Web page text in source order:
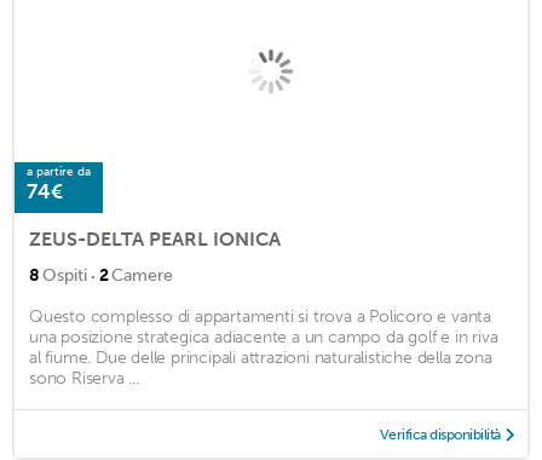
a partire da
74€
ZEUS-DELTA PEARL IONICA
8Ospiti · 2Camere
Questo complesso di appartamenti si trova a Policoro e vanta
una posizione strategica adiacente a un campo da golf e in riva
al fiume. Due delle principali attrazioni naturalistiche della zona
sono Riserva ...
Verifica disponibilità